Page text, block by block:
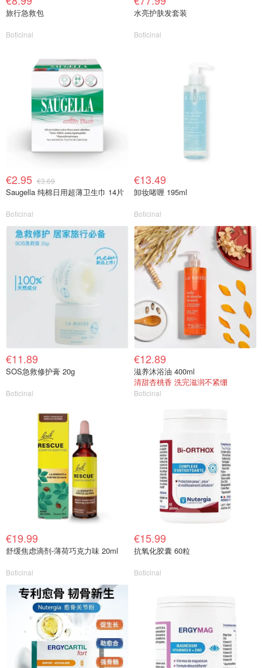
旅行急救包
Boticinal
水亮护肤发套装
Boticinal
€2.95 €3.69
Saugella 纯棉日用超薄卫生巾 14片
Boticinal
€13.49
卸妆啫喱 195ml
Boticinal
€11.89
SOS急救修护膏 20g
Boticinal
€12.89
滋养沐浴油 400ml
清甜杏桃香 洗完滋润不紧绷
Boticinal
€19.99
舒缓焦虑滴剂-薄荷巧克力味 20ml
Boticinal
€15.99
抗氧化胶囊 60粒
Boticinal